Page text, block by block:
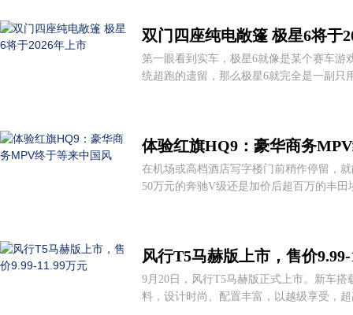
双门四座纯电敞篷 极星6将于
第一眼看到实车，极星6就像是某个赛车游
统超跑的遗留，那么极星6就完全是一副只
体验红旗HQ9：豪华商务
在机场或高档酒店写字楼门前稍作停留，
50万元的奔驰V级还是加价后超百万的丰
风行T5马赫版上市，售价
9月20日，风行T5马赫版正式上市。新车
料，设计时尚、配置丰富，以越级享受，